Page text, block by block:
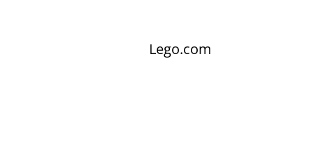
Lego.com